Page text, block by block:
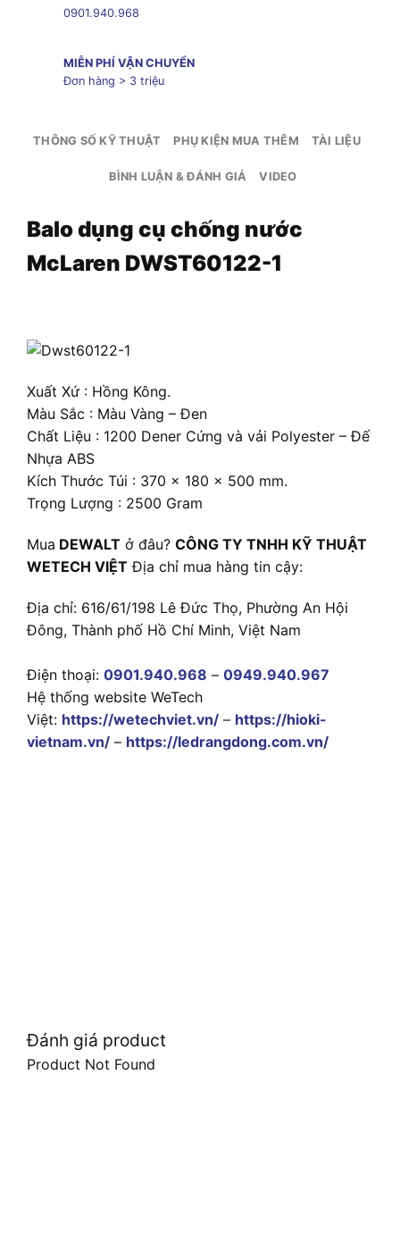
0901.940.968
MIỄN PHÍ VẬN CHUYỂN
Đơn hàng > 3 triệu
THÔNG SỐ KỸ THUẬT PHỤ KIỆN MUA THÊM TÀI LIỆU
BÌNH LUẬN & ĐÁNH GIÁ VIDEO
Balo dụng cụ chống nước
McLaren DWST60122-1
Xuất Xứ : Hồng Kông.
Màu Sắc : Màu Vàng – Đen
Chất Liệu : 1200 Dener Cứng và vải Polyester – Đế
Nhựa ABS
Kích Thước Túi : 370 x 180 x 500 mm.
Trọng Lượng : 2500 Gram
Mua DEWALT ở đâu? CÔNG TY TNHH KỸ THUẬT
WETECH VIỆT Địa chỉ mua hàng tin cậy:
Địa chỉ: 616/61/198 Lê Đức Thọ, Phường An Hội
Đông, Thành phố Hồ Chí Minh, Việt Nam
Điện thoại: 0901.940.968 – 0949.940.967
Hệ thống website WeTech
Việt: https://wetechviet.vn/ – https://hioki-
vietnam.vn/ – https://ledrangdong.com.vn/
Đánh giá product
Product Not Found